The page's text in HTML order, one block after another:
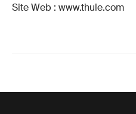
Site Web : www.thule.com